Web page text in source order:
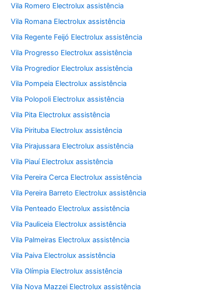
Vila Romero Electrolux assistência
Vila Romana Electrolux assistência
Vila Regente Feijó Electrolux assistência
Vila Progresso Electrolux assistência
Vila Progredior Electrolux assistência
Vila Pompeia Electrolux assistência
Vila Polopoli Electrolux assistência
Vila Pita Electrolux assistência
Vila Pirituba Electrolux assistência
Vila Pirajussara Electrolux assistência
Vila Piauí Electrolux assistência
Vila Pereira Cerca Electrolux assistência
Vila Pereira Barreto Electrolux assistência
Vila Penteado Electrolux assistência
Vila Pauliceia Electrolux assistência
Vila Palmeiras Electrolux assistência
Vila Paiva Electrolux assistência
Vila Olímpia Electrolux assistência
Vila Nova Mazzei Electrolux assistência